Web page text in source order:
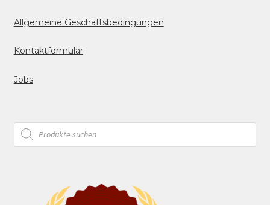
Allgemeine Geschäftsbedingungen
Kontaktformular
Jobs
Products
search